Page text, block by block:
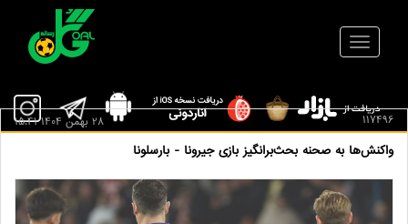
117496
واکنش‌ها به صحنه بحث‌برانگیز بازی جیرونا - بارسلونا
28 بهمن 1404 15:41